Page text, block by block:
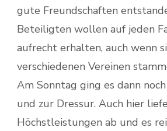
gute Freundschaften
Beteiligten wollen auf jeden
aufrecht erhalten, auch wenn
verschiedenen Vereinen
Am Sonntag ging es dann
und zur Dressur. Auch hier
Höchstleistungen ab und es